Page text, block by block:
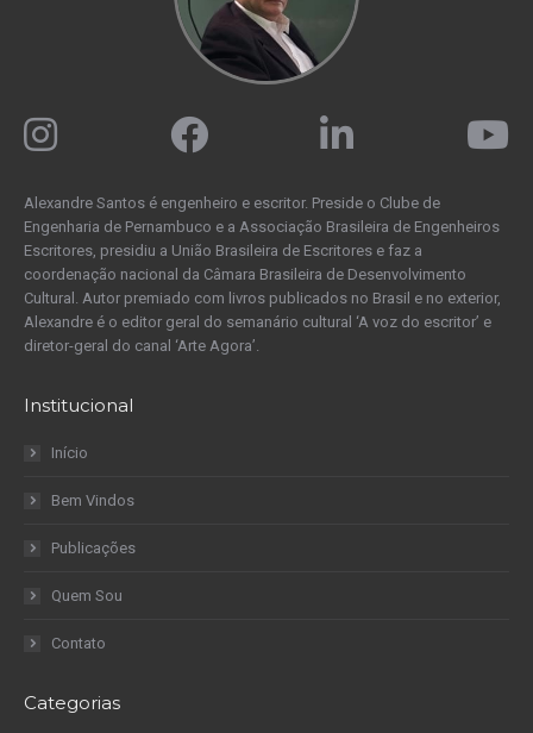
Alexandre Santos é engenheiro e escritor. Preside o Clube de
Engenharia de Pernambuco e a Associação Brasileira de Engenheiros
Escritores, presidiu a União Brasileira de Escritores e faz a
coordenação nacional da Câmara Brasileira de Desenvolvimento
Cultural. Autor premiado com livros publicados no Brasil e no exterior,
Alexandre é o editor geral do semanário cultural ‘A voz do escritor’ e
diretor-geral do canal ‘Arte Agora’.
Institucional
Início
Bem Vindos
Publicações
Quem Sou
Contato
Categorias